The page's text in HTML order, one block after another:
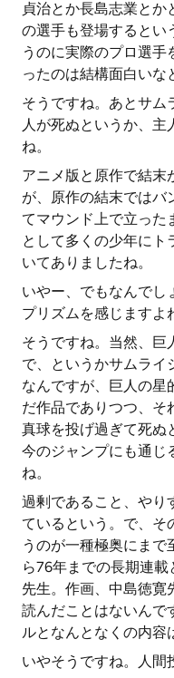
貞治とか長島志業と
の選手も登場するとい
うのに実際のプロ選
ったのは結構面白いな
そうですね。あとサム
人が死ぬというか、主
ね。
アニメ版と原作で結末
が、原作の結末ではバ
てマウンド上で立った
として多くの少年にト
いてありましたね。
いやー、でもなんでし
プリズムを感じますよ
そうですね。当然、巨
で、というかサムライ
なんですが、巨人の星
だ作品でありつつ、そ
真球を投げ過ぎて死ぬ
今のジャンプにも通じ
ね。
過剰であること、やり
ているという。で、そ
うのが一種極奥にまで
ら76年までの長期連
先生。作画、中島徳寛
読んだことはないんで
ルとなんとなくの内容
いやそうですね。人間